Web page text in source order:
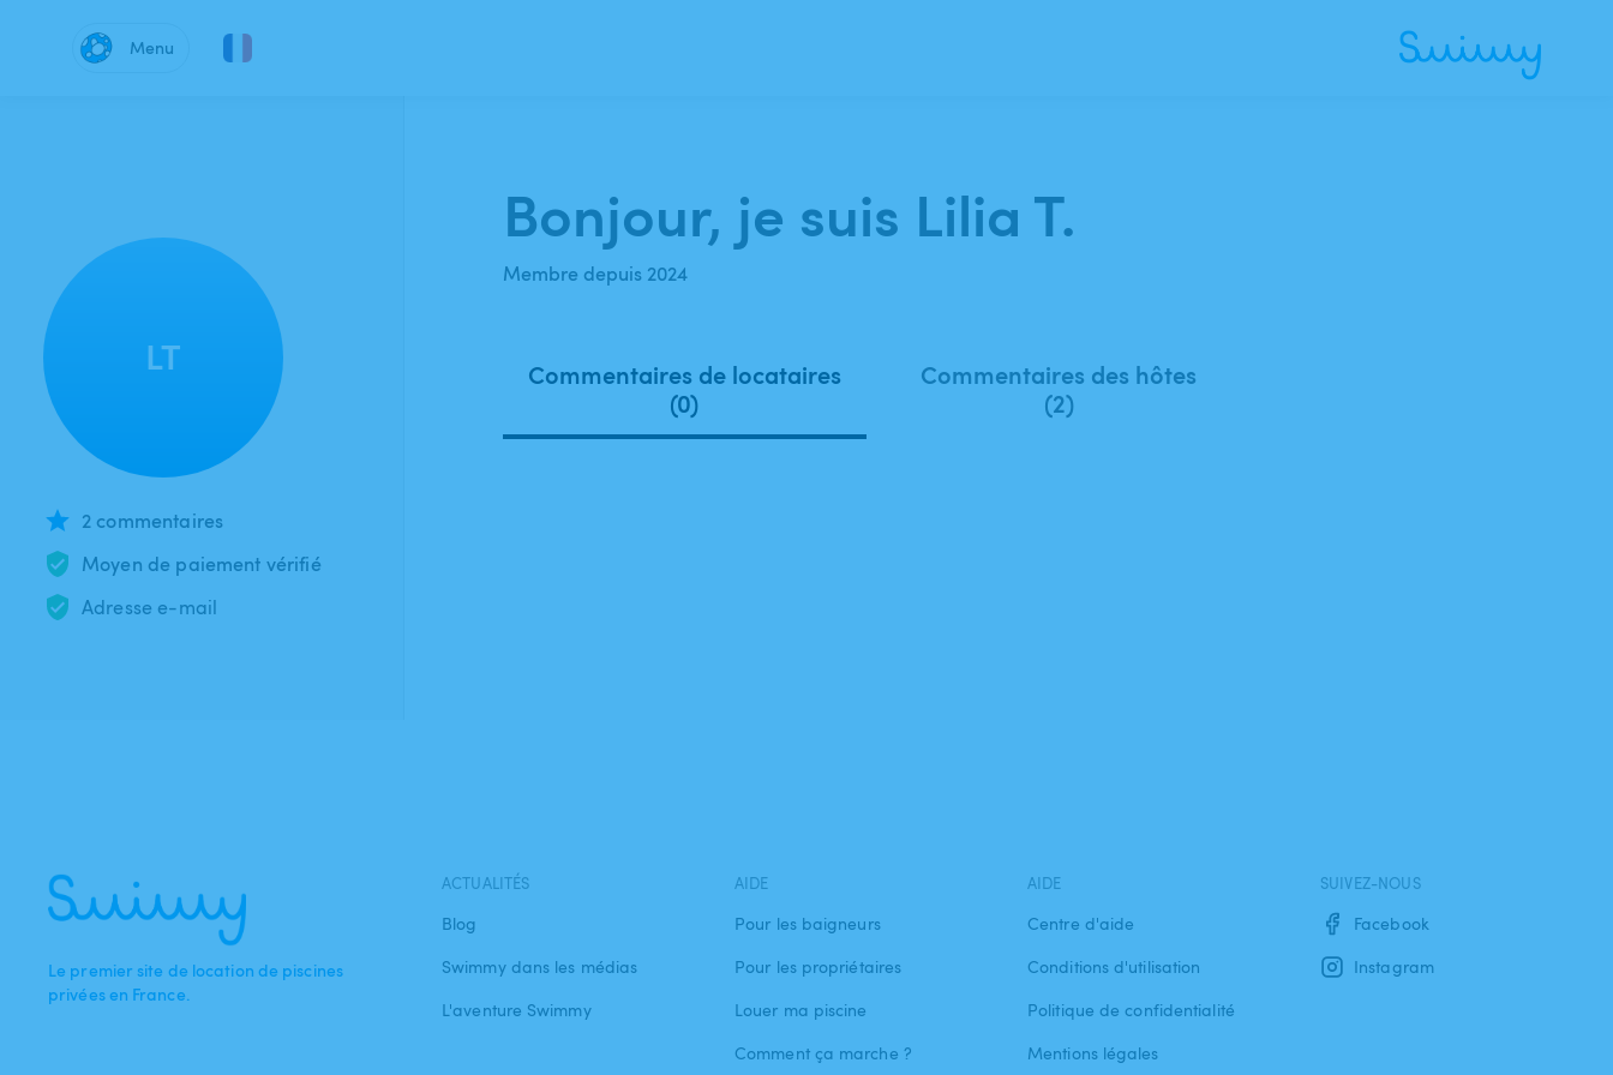
Menu
LT
2 commentaires
Moyen de paiement vérifié
Adresse e-mail
Bonjour, je suis Lilia T.
Membre depuis 2024
Commentaires de locataires
(0)
Commentaires des hôtes
(2)
Le premier site de location de piscines
privées en France.
ACTUALITÉS
Blog
Swimmy dans les médias
L'aventure Swimmy
AIDE
Pour les baigneurs
Pour les propriétaires
Louer ma piscine
Comment ça marche ?
AIDE
Centre d'aide
Conditions d'utilisation
Politique de confidentialité
Mentions légales
SUIVEZ-NOUS
Facebook
Instagram